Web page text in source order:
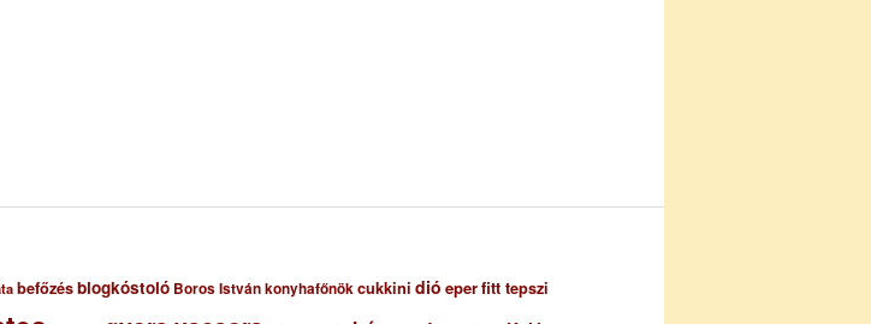
befőzésblogkóstoló Boros István konyhafőnökcukkini dió eperfitt tepszi